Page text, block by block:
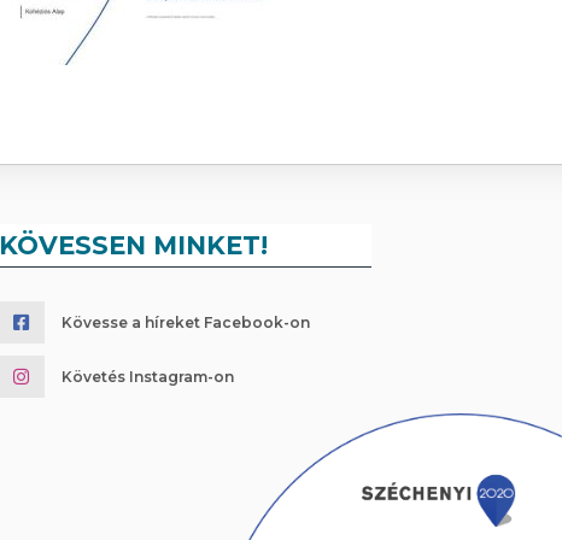
KÖVESSEN MINKET!
Kövesse a híreket Facebook-on
Követés Instagram-on